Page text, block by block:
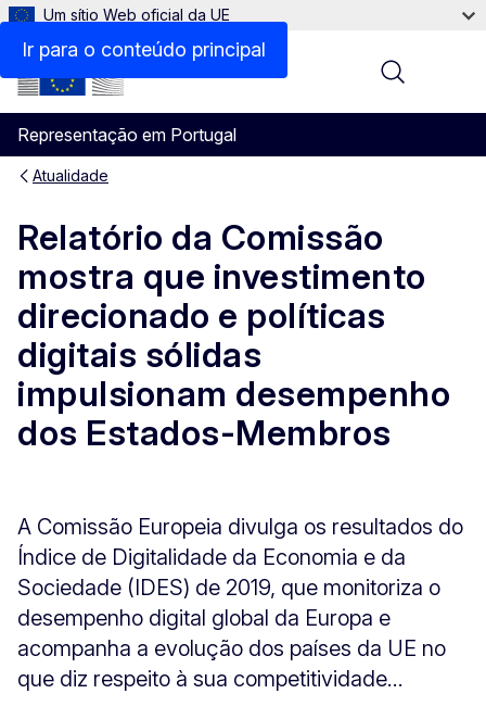
Ir para o conteúdo principal
Um sítio Web oficial da UE
Representação em Portugal
Menu
Atualidade
Relatório da Comissão
mostra que investimento
direcionado e políticas
digitais sólidas
impulsionam desempenho
dos Estados-Membros
A Comissão Europeia divulga os resultados do
Índice de Digitalidade da Economia e da
Sociedade (IDES) de 2019, que monitoriza o
desempenho digital global da Europa e
acompanha a evolução dos países da UE no
que diz respeito à sua competitividade...